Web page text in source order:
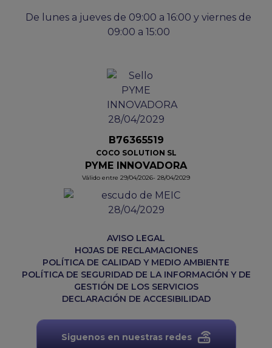
De lunes a jueves de 09:00 a 16:00 y viernes de
09:00 a 15:00
B76365519
COCO SOLUTION SL
PYME INNOVADORA
Válido entre 29/04/2026- 28/04/2029
AVISO LEGAL
HOJAS DE RECLAMACIONES
POLÍTICA DE CALIDAD Y MEDIO AMBIENTE
POLÍTICA DE SEGURIDAD DE LA INFORMACIÓN Y DE
GESTIÓN DE LOS SERVICIOS
DECLARACIÓN DE ACCESIBILIDAD
Siguenos en nuestras redes